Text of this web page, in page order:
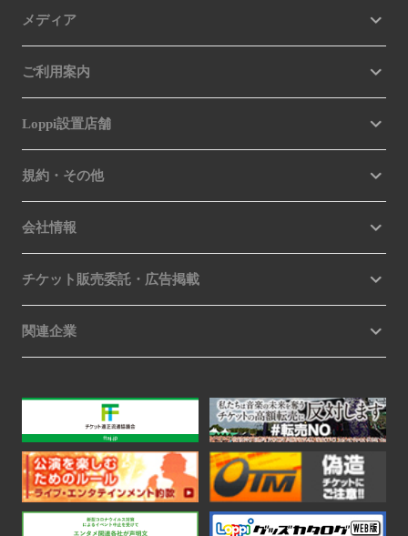
メディア
ご利用案内
Loppi設置店舗
規約・その他
会社情報
チケット販売委託・広告掲載
関連企業